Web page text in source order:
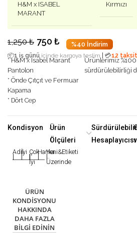
H&M x ISABEL
MARANT
Kırmızı
1,250₺ 750 ₺ %40 İndirim
📦1 iş günü içinde kargoya teslim 💳12 taksit
* H&M x Isabel Marant
Pantolon
* Önde Çıtçıt ve Fermuar
Kapama
* Dört Cep
Ürünlerimiz
sürdürülebilirliği
Kondisyon
Adilİyi
|
Çok
İyi
Harika
|
Yeni&Etiketi
Üzerinde
ÜRÜN
KONDISYONU
HAKKINDA
DAHA FAZLA
BILGI EDININ
Ürün
Ölçüleri
Hesaplayıcısı